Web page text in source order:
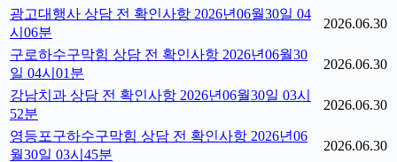
광고대행사 상담 전 확인사항 2026년06월30일 04
시06분
2026.06.30
구로하수구막힘 상담 전 확인사항 2026년06월30
일 04시01분
2026.06.30
강남치과 상담 전 확인사항 2026년06월30일 03시
52분
2026.06.30
영등포구하수구막힘 상담 전 확인사항 2026년06
월30일 03시45분
2026.06.30